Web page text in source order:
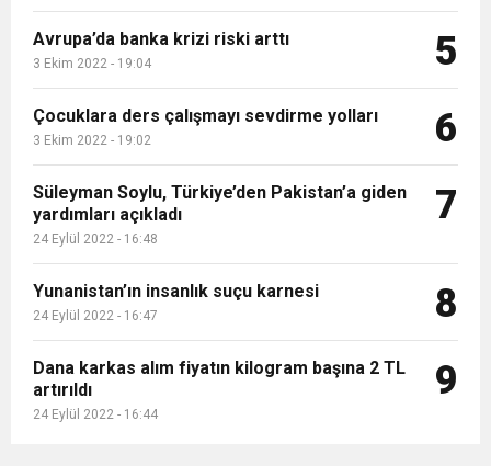
Avrupa’da banka krizi riski arttı
3 Ekim 2022 - 19:04 5
Çocuklara ders çalışmayı sevdirme yolları
3 Ekim 2022 - 19:02 6
Süleyman Soylu, Türkiye’den Pakistan’a giden
yardımları açıkladı
24 Eylül 2022 - 16:48
7
Yunanistan’ın insanlık suçu karnesi
24 Eylül 2022 - 16:47 8
Dana karkas alım fiyatın kilogram başına 2 TL
artırıldı
24 Eylül 2022 - 16:44
9